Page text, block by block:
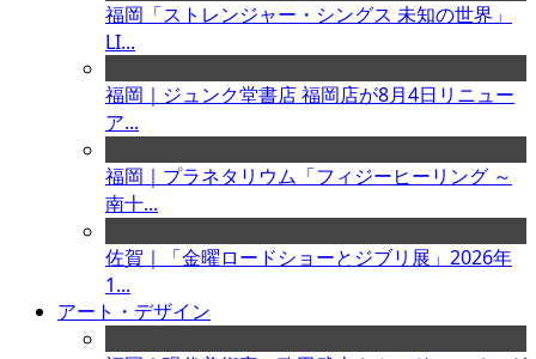
福岡「ストレンジャー・シングス 未知の世界」
LI...
福岡｜ジュンク堂書店 福岡店が8月4日リニュー
ア...
福岡｜プラネタリウム「フィジーヒーリング ～
南十...
佐賀｜「金曜ロードショーとジブリ展」2026年
1...
アート・デザイン